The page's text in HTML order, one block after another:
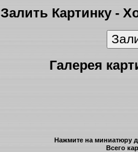
Залить Картинку -
Галерея
Нажмите на миниатюру
Всего